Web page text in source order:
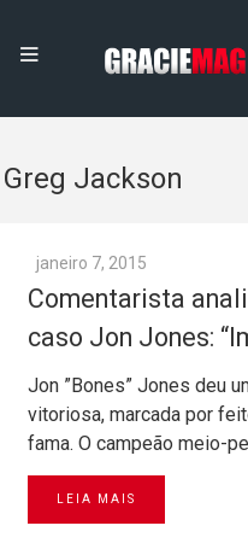
Greg Jackson
janeiro 7, 2015
Comentarista
caso Jon Jones:
Jon ”Bones” Jones deu
vitoriosa, marcada por
fama. O campeão meio-
LEIA MAIS